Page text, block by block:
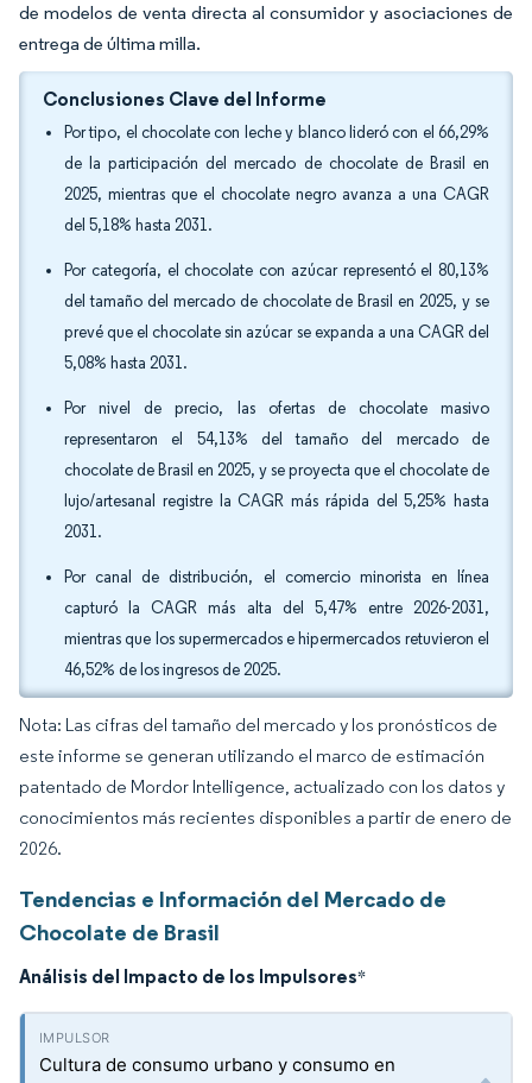
de modelos de venta directa al consumidor y asociaciones de
entrega de última milla.
Conclusiones Clave del Informe
Por tipo, el chocolate con leche y blanco lideró con el 66,29%
de la participación del mercado de chocolate de Brasil en
2025, mientras que el chocolate negro avanza a una CAGR
del 5,18% hasta 2031.
Por categoría, el chocolate con azúcar representó el 80,13%
del tamaño del mercado de chocolate de Brasil en 2025, y se
prevé que el chocolate sin azúcar se expanda a una CAGR del
5,08% hasta 2031.
Por nivel de precio, las ofertas de chocolate masivo
representaron el 54,13% del tamaño del mercado de
chocolate de Brasil en 2025, y se proyecta que el chocolate de
lujo/artesanal registre la CAGR más rápida del 5,25% hasta
2031.
Por canal de distribución, el comercio minorista en línea
capturó la CAGR más alta del 5,47% entre 2026-2031,
mientras que los supermercados e hipermercados retuvieron el
46,52% de los ingresos de 2025.
Nota: Las cifras del tamaño del mercado y los pronósticos de
este informe se generan utilizando el marco de estimación
patentado de Mordor Intelligence, actualizado con los datos y
conocimientos más recientes disponibles a partir de enero de
2026.
Tendencias e Información del Mercado de
Chocolate de Brasil
Análisis del Impacto de los Impulsores*
Cultura de consumo urbano y consumo en